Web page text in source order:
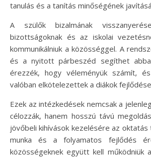
tanulás és a tanítás minőségének
A szülők bizalmának
bizottságoknak és az iskolai
kommunikálniuk a közösséggel. A
és a nyitott párbeszéd segíthet
érezzék, hogy véleményük számít,
valóban elkötelezettek a diákok
Ezek az intézkedések nemcsak a
célozzák, hanem hosszú távú
jövőbeli kihívások kezelésére az oktatás
munka és a folyamatos fejlődés
közösségeknek együtt kell működniük